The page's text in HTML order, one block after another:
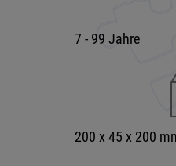
7 - 99 Jahre
200 x 45 x 200